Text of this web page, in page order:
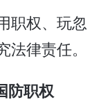
职权、玩忽
律责任。
防职权